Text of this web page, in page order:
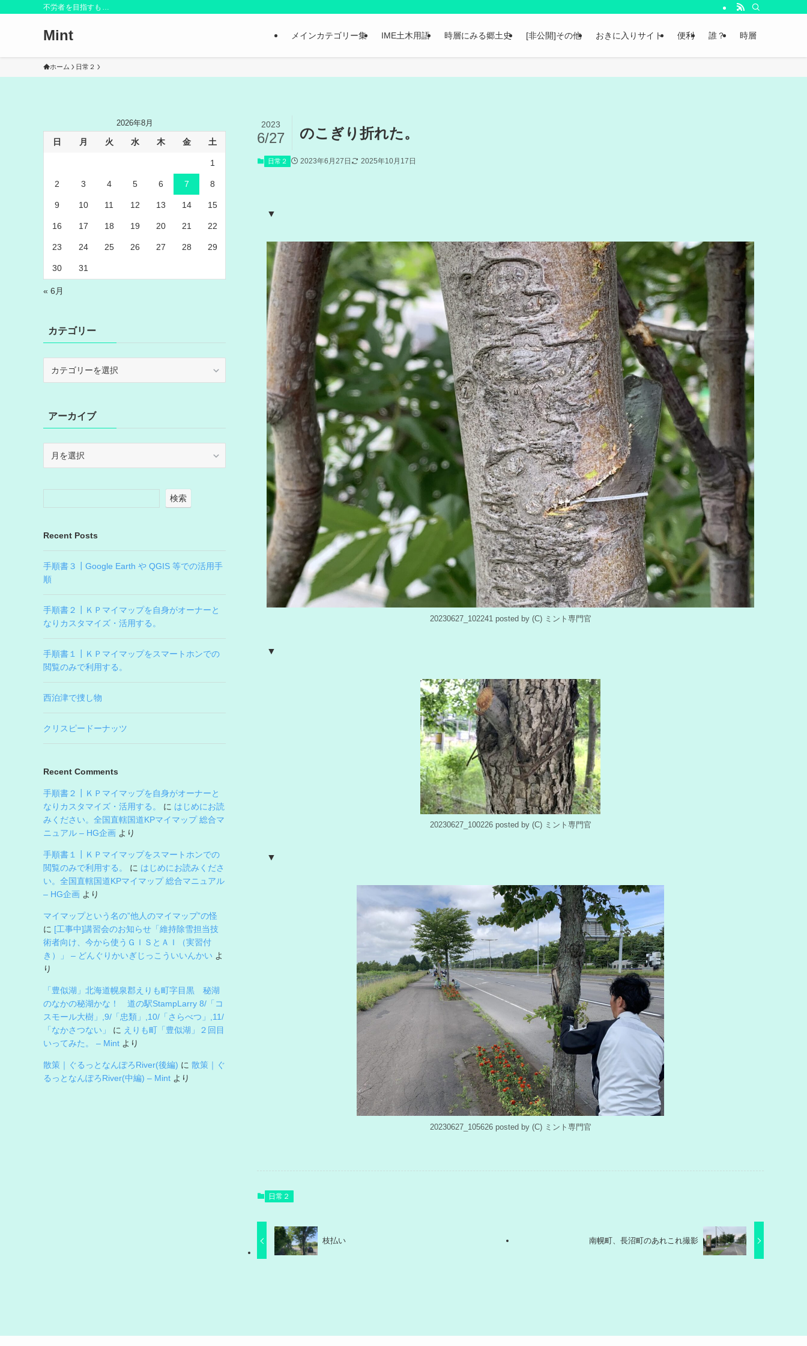
不労者を目指すも…
Mint メインカテゴリー集 IME土木用語 時層にみる郷土史 [非公開]その他 おきに入りサイト 便利 誰？ 時層
ホーム 日常２
のこぎり折れた。
2023
6/27
日常２ 2023年6月27日 2025年10月17日
▼
20230627_102241 posted by (C) ミント専門官
▼
20230627_100226 posted by (C) ミント専門官
▼
20230627_105626 posted by (C) ミント専門官
日常２
枝払い 南幌町、長沼町のあれこれ撮影
2026年8月
日 月 火 水 木 金 土
1
2 3 4 5 6 7 8
9 10 11 12 13 14 15
16 17 18 19 20 21 22
23 24 25 26 27 28 29
30 31
« 6月
カテゴリー
ーアーカイブ
イ
検索
Recent Posts
手順書３┃Google Earth や QGIS 等での活用手
順
手順書２┃ＫＰマイマップを自身がオーナーと
なりカスタマイズ・活用する。
手順書１┃ＫＰマイマップをスマートホンでの
閲覧のみで利用する。
西泊津で捜し物
クリスピードーナッツ
Recent Comments
手順書２┃ＫＰマイマップを自身がオーナーと
なりカスタマイズ・活用する。
に はじめにお読
みください。全国直轄国道KPマイマップ 総合マ
ニュアル – HG企画 より
手順書１┃ＫＰマイマップをスマートホンでの
閲覧のみで利用する。
に はじめにお読みくださ
い。全国直轄国道KPマイマップ 総合マニュアル
– HG企画 より
マイマップという名の”他人のマイマップ”の怪
に [工事中]講習会のお知らせ「維持除雪担当技
術者向け、今から使うＧＩＳとＡＩ（実習付
き）」 – どんぐりかいぎじっこういいんかい よ
り
「豊似湖」北海道幌泉郡えりも町字目黒 秘湖
のなかの秘湖かな！ 道の駅StampLarry 8/「コ
スモール大樹」,9/「忠類」,10/「さらべつ」,11/
「なかさつない」
に えりも町「豊似湖」２回目
いってみた。 – Mint より
散策｜ぐるっとなんぽろRiver(後編) に 散策｜ぐ
るっとなんぽろRiver(中編) – Mint より